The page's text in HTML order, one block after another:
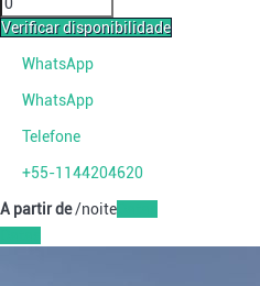
Verificar disponibilidade
WhatsApp
WhatsApp
Telefone
+55-1144204620
A partir de/noite